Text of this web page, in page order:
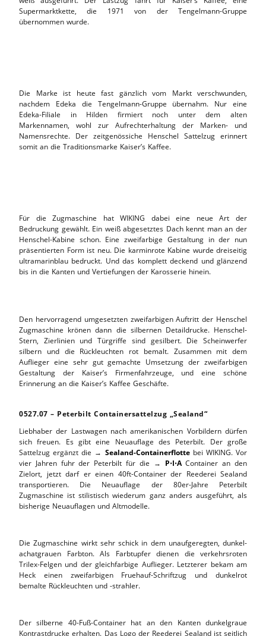
Supermarktkette, die 1971 von der Tengelmann-Gruppe
übernommen wurde.
Die Marke ist heute fast gänzlich vom Markt verschwunden,
nachdem Edeka die Tengelmann-Gruppe übernahm. Nur eine
Edeka-Filiale in Hilden firmiert noch unter dem alten
Markennamen, wohl zur Aufrechterhaltung der Marken- und
Namensrechte. Der zeitgenössiche Henschel Sattelzug erinnert
somit an die Traditionsmarke Kaiser’s Kaffee.
Für die Zugmaschine hat WIKING dabei eine neue Art der
Bedruckung gewählt. Ein weiß abgesetztes Dach kennt man an der
Henschel-Kabine schon. Eine zweifarbige Gestaltung in der nun
präsentierten Form ist neu. Die karminrote Kabine wurde dreiseitig
ultramarinblau bedruckt. Und das komplett deckend und glänzend
bis in die Kanten und Vertiefungen der Karosserie hinein.
Den hervorragend umgesetzten zweifarbigen Auftritt der Henschel
Zugmaschine krönen dann die silbernen Detaildrucke. Henschel-
Stern, Zierlinien und Türgriffe sind gesilbert. Die Scheinwerfer
silbern und die Rückleuchten rot bemalt. Zusammen mit dem
Auflieger eine sehr gut gemachte Umsetzung der zweifarbigen
Gestaltung der Kaiser’s Firmenfahrzeuge, und eine schöne
Erinnerung an die Kaiser’s Kaffee Geschäfte.
0527.07 – Peterbilt Containersattelzug „Sealand“
Liebhaber der Lastwagen nach amerikanischen Vorbildern dürfen
sich freuen. Es gibt eine Neuauflage des Peterbilt. Der große
Sattelzug ergänzt die → Sealand-Containerflottebei WIKING. Vor
vier Jahren fuhr der Peterbilt für die → P⋅I⋅AContainer an den
Zielort, jetzt darf er einen 40ft-Container der Reederei Sealand
transportieren. Die Neuauflage der 80er-Jahre Peterbilt
Zugmaschine ist stilistisch wiederum ganz anders ausgeführt, als
bisherige Neuauflagen und Altmodelle.
Die Zugmaschine wirkt sehr schick in dem unaufgeregten, dunkel-
achatgrauen Farbton. Als Farbtupfer dienen die verkehrsroten
Trilex-Felgen und der gleichfarbige Auflieger. Letzterer bekam am
Heck einen zweifarbigen Fruehauf-Schriftzug und dunkelrot
bemalte Rückleuchten und -strahler.
Der silberne 40-Fuß-Container hat an den Kanten dunkelgraue
Kontrastdrucke erhalten. Das Logo der Reederei Sealand ist seitlich